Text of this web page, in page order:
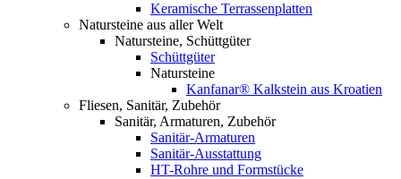
Keramische Terrassenplatten
Natursteine aus aller Welt
Natursteine, Schüttgüter
Schüttgüter
Natursteine
Kanfanar® Kalkstein aus Kroatien
Fliesen, Sanitär, Zubehör
Sanitär, Armaturen, Zubehör
Sanitär-Armaturen
Sanitär-Ausstattung
HT-Rohre und Formstücke